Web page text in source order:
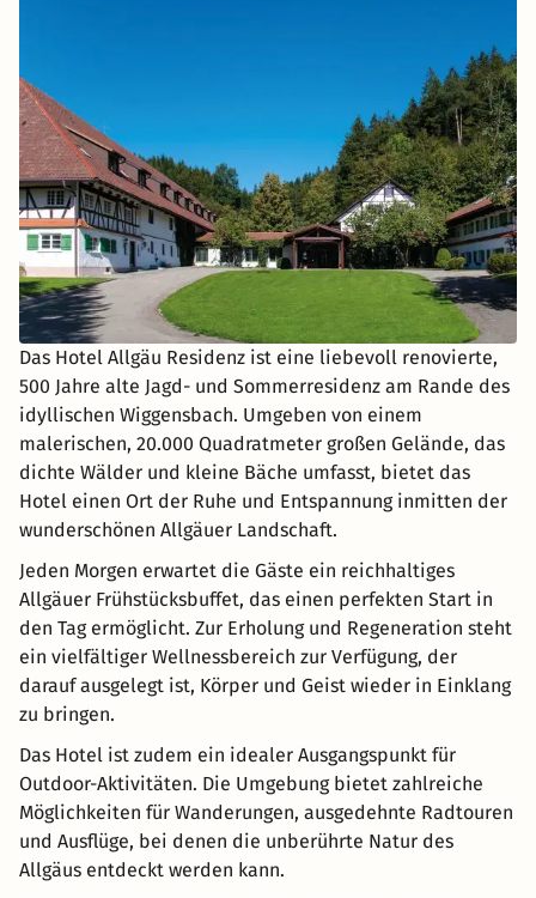
Das Hotel Allgäu Residenz ist eine liebevoll renovierte,
500 Jahre alte Jagd- und Sommerresidenz am Rande des
idyllischen Wiggensbach. Umgeben von einem
malerischen, 20.000 Quadratmeter großen Gelände, das
dichte Wälder und kleine Bäche umfasst, bietet das
Hotel einen Ort der Ruhe und Entspannung inmitten der
wunderschönen Allgäuer Landschaft.
Jeden Morgen erwartet die Gäste ein reichhaltiges
Allgäuer Frühstücksbuffet, das einen perfekten Start in
den Tag ermöglicht. Zur Erholung und Regeneration steht
ein vielfältiger Wellnessbereich zur Verfügung, der
darauf ausgelegt ist, Körper und Geist wieder in Einklang
zu bringen.
Das Hotel ist zudem ein idealer Ausgangspunkt für
Outdoor-Aktivitäten. Die Umgebung bietet zahlreiche
Möglichkeiten für Wanderungen, ausgedehnte Radtouren
und Ausflüge, bei denen die unberührte Natur des
Allgäus entdeckt werden kann.